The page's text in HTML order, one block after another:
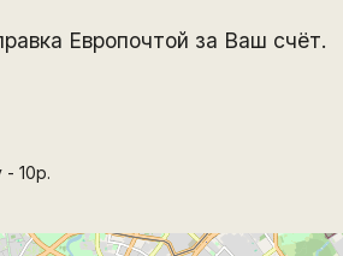
Европочтой за Ваш счёт.
- 10р.